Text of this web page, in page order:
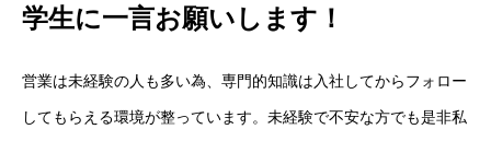
学生に一言お願いします！
営業は未経験の人も多い為、専門的知識は入社してからフォロー
してもらえる環境が整っています。未経験で不安な方でも是非私